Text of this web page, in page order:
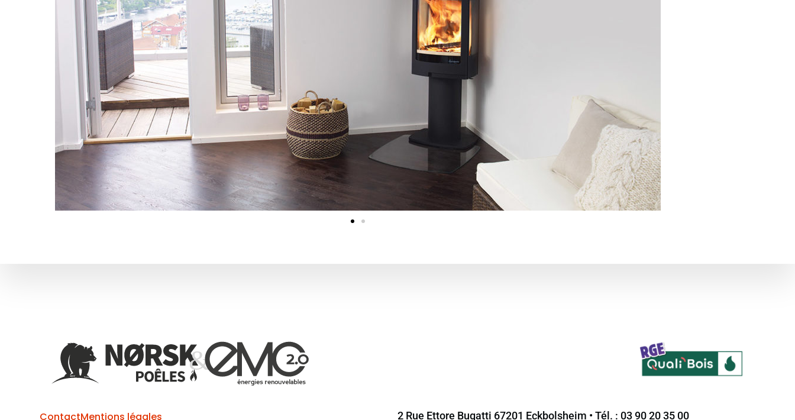
ContactMentions légales 2 Rue Ettore Bugatti 67201 Eckbolsheim • Tél. : 03 90 20 35 00